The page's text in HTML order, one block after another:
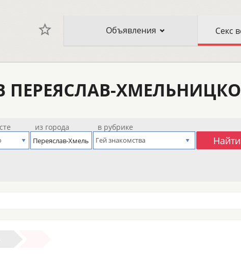
Объявления
ПЕРЕЯСЛАВ-
из города в рубрике